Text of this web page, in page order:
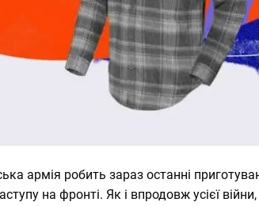
армія робить зараз останні
на фронті. Як і впродовж усієї